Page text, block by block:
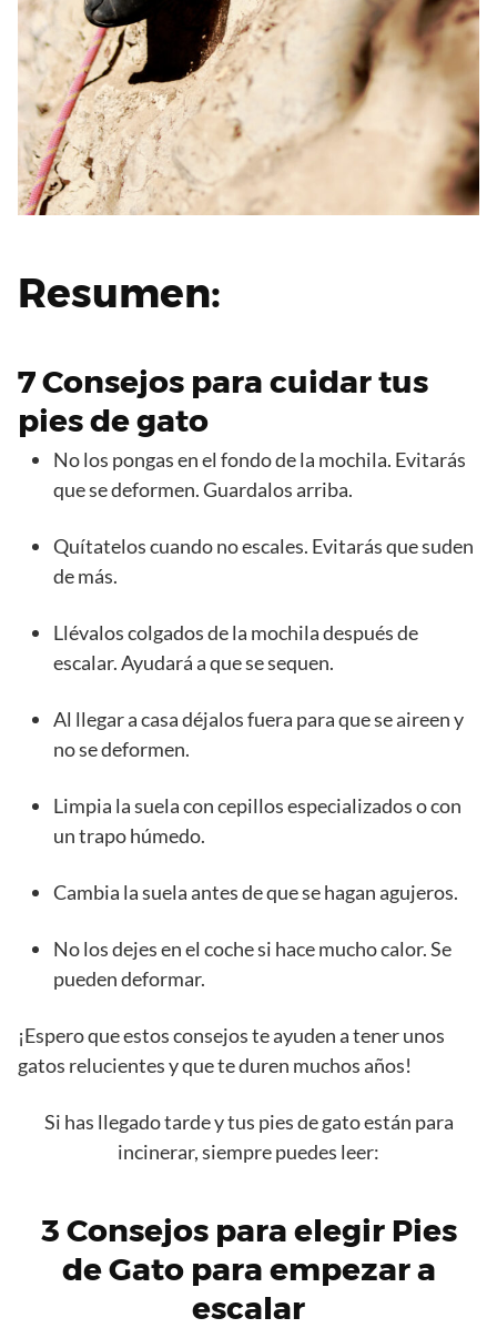
Resumen:
7 Consejos para cuidar tus
pies de gato
No los pongas en el fondo de la mochila. Evitarás
que se deformen. Guardalos arriba.
Quítatelos cuando no escales. Evitarás que suden
de más.
Llévalos colgados de la mochila después de
escalar. Ayudará a que se sequen.
Al llegar a casa déjalos fuera para que se aireen y
no se deformen.
Limpia la suela con cepillos especializados o con
un trapo húmedo.
Cambia la suela antes de que se hagan agujeros.
No los dejes en el coche si hace mucho calor. Se
pueden deformar.
¡Espero que estos consejos te ayuden a tener unos
gatos relucientes y que te duren muchos años!
Si has llegado tarde y tus pies de gato están para
incinerar, siempre puedes leer:
3 Consejos para elegir Pies
de Gato para empezar a
escalar